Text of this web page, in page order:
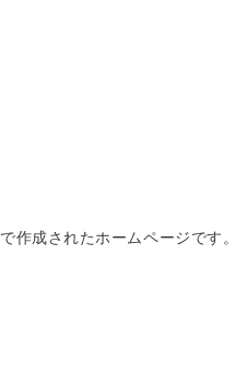
で作成されたホームページです